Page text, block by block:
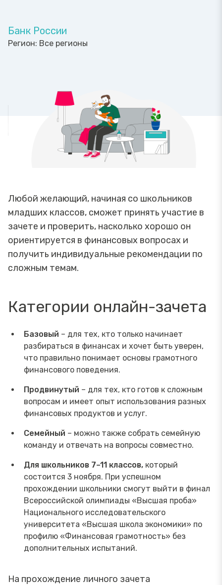
Банк России
Регион: Все регионы
Любой желающий, начиная со школьников
младших классов, сможет принять участие в
зачете и проверить, насколько хорошо он
ориентируется в финансовых вопросах и
получить индивидуальные рекомендации по
сложным темам.
Категории онлайн-зачета
Базовый – для тех, кто только начинает
разбираться в финансах и хочет быть уверен,
что правильно понимает основы грамотного
финансового поведения.
Продвинутый – для тех, кто готов к сложным
вопросам и имеет опыт использования разных
финансовых продуктов и услуг.
Семейный – можно также собрать семейную
команду и отвечать на вопросы совместно.
Для школьников 7–11 классов, который
состоится 3 ноября. При успешном
прохождении школьники смогут выйти в финал
Всероссийской олимпиады «Высшая проба»
Национального исследовательского
университета «Высшая школа экономики» по
профилю «Финансовая грамотность» без
дополнительных испытаний.
На прохождение личного зачета